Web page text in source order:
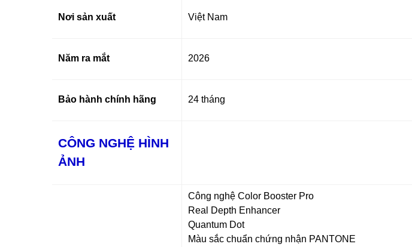
Nơi sản xuất Việt Nam
Năm ra mắt 2026
Bảo hành chính hãng 24 tháng
CÔNG NGHỆ HÌNH
ẢNH
Công nghệ Color Booster Pro
Real Depth Enhancer
Quantum Dot
Màu sắc chuẩn chứng nhận PANTONE